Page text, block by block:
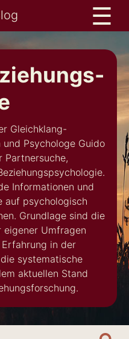
☰
Gleichklang-
Psychologe Guido
Partnersuche,
Informationen und
auf psychologisch
Grundlage sind die
eigener Umfragen
in der
systematische
aktuellen Stand